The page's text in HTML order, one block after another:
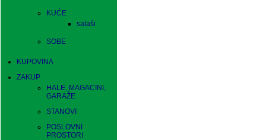
KUĆE
salaši
SOBE
KUPOVINA
ZAKUP
HALE, MAGACINI,
GARAŽE
STANOVI
POSLOVNI
PROSTORI